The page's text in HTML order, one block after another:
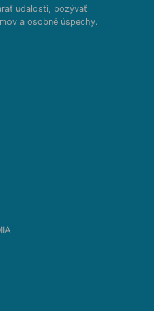
udalosti, pozývať
a osobné úspechy.